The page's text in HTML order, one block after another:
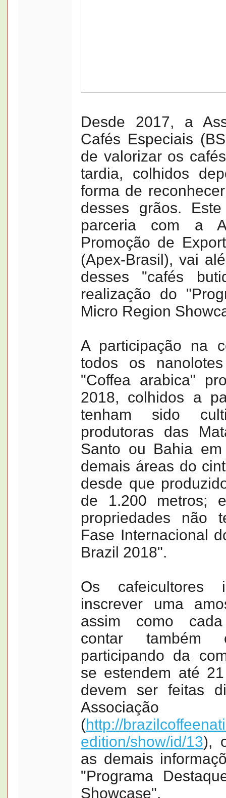
Desde 2017, a
Cafés Especiais
de valorizar os
tardia, colhidos
forma de
desses grãos.
parceria com a
Promoção de
(Apex-Brasil), vai
desses "cafés
realização do
Micro Region
A participação na
todos os
"Coffea arabica"
2018, colhidos a
tenham sido
produtoras das
Santo ou Bahia
demais áreas do
desde que
de 1.200 metros;
propriedades não
Fase Internacional
Brazil 2018".
Os cafeicultores
inscrever uma
assim como
contar também
participando da
se estendem até
devem ser feitas
Associação
(http://
edition/show/id/13),
as demais
"Programa
Showcase".